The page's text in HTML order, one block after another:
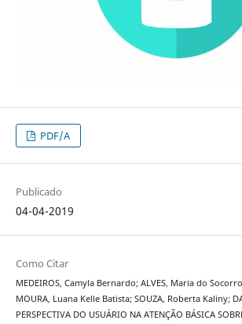
PDF/A
Publicado
04-04-2019
Como Citar
MEDEIROS, Camyla Bernardo; ALVES, Maria do
MOURA, Luana Kelle Batista; SOUZA, Roberta Kaliny;
PERSPECTIVA DO USUÁRIO NA ATENÇÃO BÁSICA